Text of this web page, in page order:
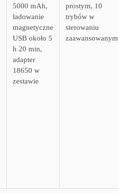
5000 mAh,
ładowanie
magnetyczne
USB około 5
h 20 min,
adapter
18650 w
zestawie
prostym, 10
trybów w
sterowaniu
zaawansowanym